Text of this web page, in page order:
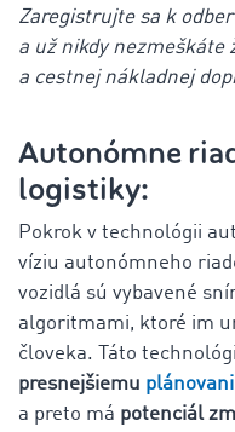
Zaregistrujte sa k
a už nikdy nezmeškáte
a cestnej nákladnej
Autonómne
logistiky:
Pokrok v technológii
víziu autonómneho
vozidlá sú vybavené
algoritmami, ktoré im
človeka. Táto
presnejšiemu
a preto má potenciál